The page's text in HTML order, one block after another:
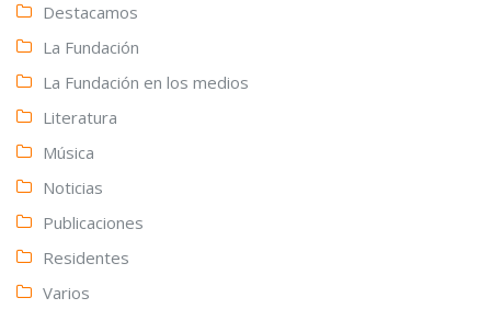
Destacamos
La Fundación
La Fundación en los medios
Literatura
Música
Noticias
Publicaciones
Residentes
Varios